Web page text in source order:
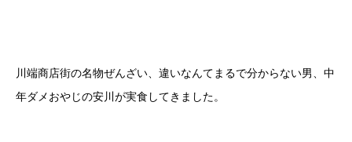
川端商店街の名物ぜんざい、違いなんてまるで分からない男、中
年ダメおやじの安川が実食してきました。